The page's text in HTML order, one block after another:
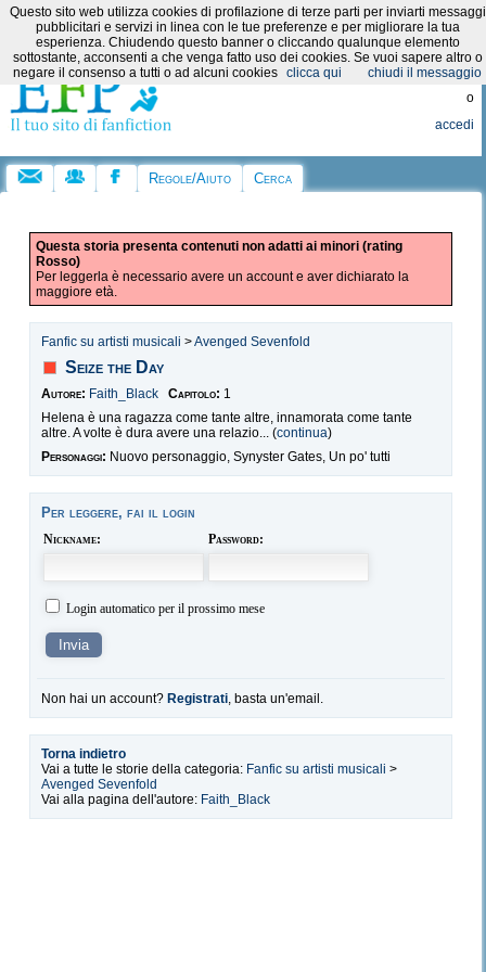
Categorie:
Registrati
o
accedi
Regole/Aiuto Cerca
Questa storia presenta contenuti non adatti ai minori (rating
Rosso)
Per leggerla è necessario avere un account e aver dichiarato la
maggiore età.
Fanfic su artisti musicali >Avenged Sevenfold
Seize the Day
Autore: Faith_Black Capitolo: 1
Helena è una ragazza come tante altre, innamorata come tante
altre. A volte è dura avere una relazio... (continua)
Personaggi: Nuovo personaggio, Synyster Gates, Un po' tutti
Per leggere, fai il login
Nickname: Password:
Login automatico per il prossimo mese
Non hai un account? Registrati, basta un'email.
Torna indietro
Vai a tutte le storie della categoria: Fanfic su artisti musicali >
Avenged Sevenfold
Vai alla pagina dell'autore: Faith_Black
Questo sito web utilizza cookies di profilazione di terze parti per inviarti messaggi
pubblicitari e servizi in linea con le tue preferenze e per migliorare la tua
esperienza. Chiudendo questo banner o cliccando qualunque elemento
sottostante, acconsenti a che venga fatto uso dei cookies. Se vuoi sapere altro o
negare il consenso a tutti o ad alcuni cookies clicca qui chiudi il messaggio